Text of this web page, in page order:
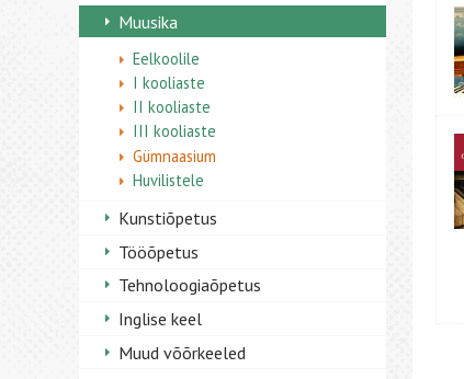
Muusika
Eelkoolile
I kooliaste
II kooliaste
III kooliaste
Gümnaasium
Huvilistele
Kunstiõpetus
Tööõpetus
Tehnoloogiaõpetus
Inglise keel
Muud võõrkeeled